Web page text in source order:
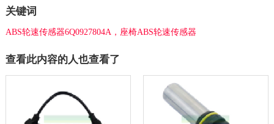
关键词
ABS轮速传感器6Q0927804A，座椅ABS轮速传感器
查看此内容的人也查看了